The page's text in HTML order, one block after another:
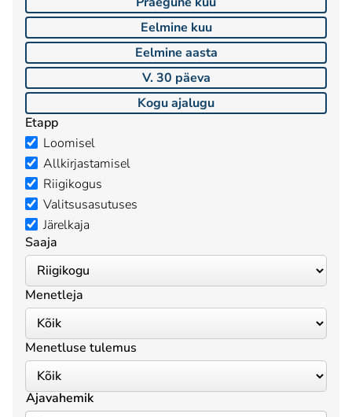
Eelmine kuu
Eelmine aasta
V. 30 päeva
Kogu ajalugu
Etapp
Loomisel
Allkirjastamisel
Riigikogus
Valitsusasutuses
Järelkaja
Saaja
Menetleja
Menetluse tulemus
Ajavahemik